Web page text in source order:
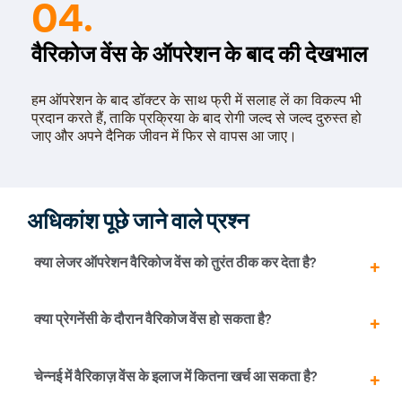
04.
वैरिकोज वेंस के ऑपरेशन के बाद की देखभाल
हम ऑपरेशन के बाद डॉक्टर के साथ फ्री में सलाह लें का विकल्प भी
प्रदान करते हैं, ताकि प्रक्रिया के बाद रोगी जल्द से जल्द दुरुस्त हो
जाए और अपने दैनिक जीवन में फिर से वापस आ जाए।
अधिकांश पूछे जाने वाले प्रश्न
क्या लेजर ऑपरेशन वैरिकोज वेंस को तुरंत ठीक कर देता है?
जी हाँ, एक से दो दिन आराम करने के बाद मरीज इतना दुरुस्त हो जाता
अच्छा, आसान और सुरक्षित प्रक्रिया है।
क्या प्रेगनेंसी के दौरान वैरिकोज वेंस हो सकता है?
प्रेगनेंसी के कुछ मामलों में वैरिकोज वेंस की शिकायत उत्पन्न हो सकती
चेन्नई में वैरिकाज़ वेंस के इलाज में कितना खर्च आ सकता है?